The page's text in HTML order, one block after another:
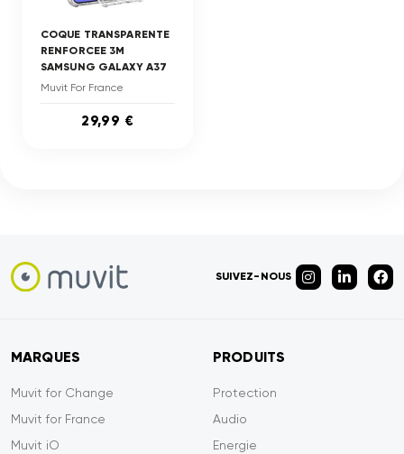
COQUE TRANSPARENTE
RENFORCEE 3M
SAMSUNG GALAXY A37
Muvit For France
29,99 €
SUIVEZ-NOUS
MARQUES
Muvit for Change
Muvit for France
Muvit iO
PRODUITS
Protection
Audio
Energie